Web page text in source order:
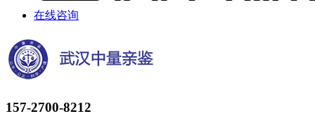
在线咨询
157-2700-8212